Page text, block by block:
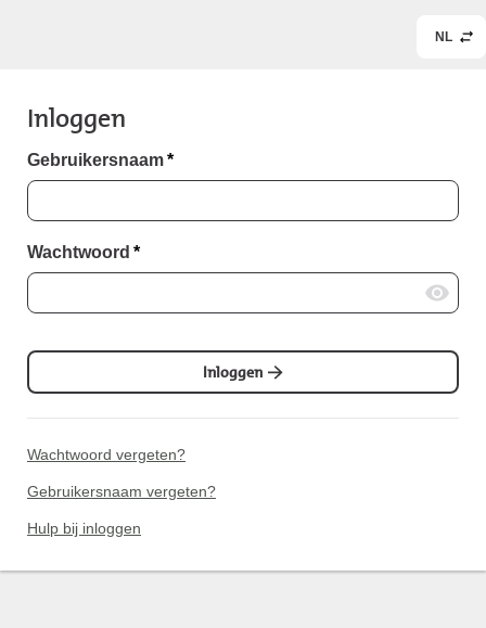
NL
Inloggen
Gebruikersnaam*
Wachtwoord *
Inloggen
Wachtwoord vergeten?
Gebruikersnaam vergeten?
Hulp bij inloggen